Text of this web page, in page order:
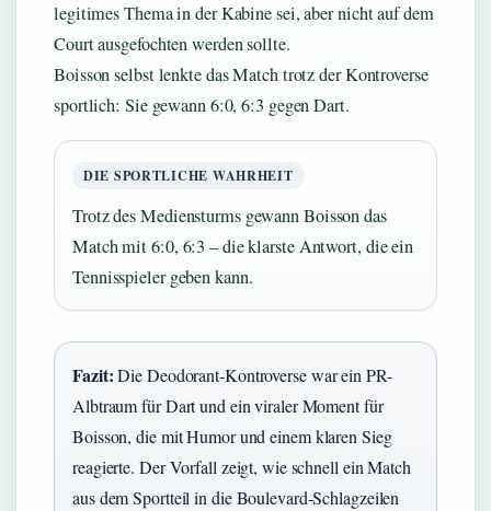
legitimes Thema in der Kabine sei, aber nicht auf dem
Court ausgefochten werden sollte.
Boisson selbst lenkte das Match trotz der Kontroverse
sportlich: Sie gewann 6:0, 6:3 gegen Dart.
DIE SPORTLICHE WAHRHEIT
Trotz des Mediensturms gewann Boisson das
Match mit 6:0, 6:3 – die klarste Antwort, die ein
Tennisspieler geben kann.
Fazit:Die Deodorant-Kontroverse war ein PR-
Albtraum für Dart und ein viraler Moment für
Boisson, die mit Humor und einem klaren Sieg
reagierte. Der Vorfall zeigt, wie schnell ein Match
aus dem Sportteil in die Boulevard-Schlagzeilen